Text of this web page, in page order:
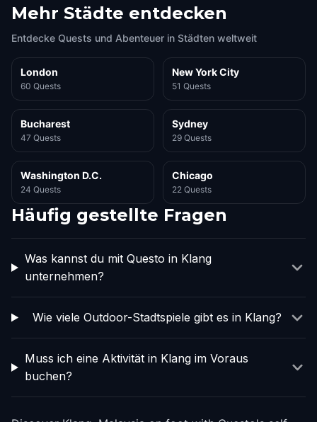
Mehr Städte entdecken
Entdecke Quests und Abenteuer in Städten weltweit
London
60 Quests
New York City
51 Quests
Bucharest
47 Quests
Sydney
29 Quests
Washington D.C.
24 Quests
Chicago
22 Quests
Häufig gestellte Fragen
Was kannst du mit Questo in Klang
unternehmen?
Wie viele Outdoor-Stadtspiele gibt es in Klang?
Muss ich eine Aktivität in Klang im Voraus
buchen?